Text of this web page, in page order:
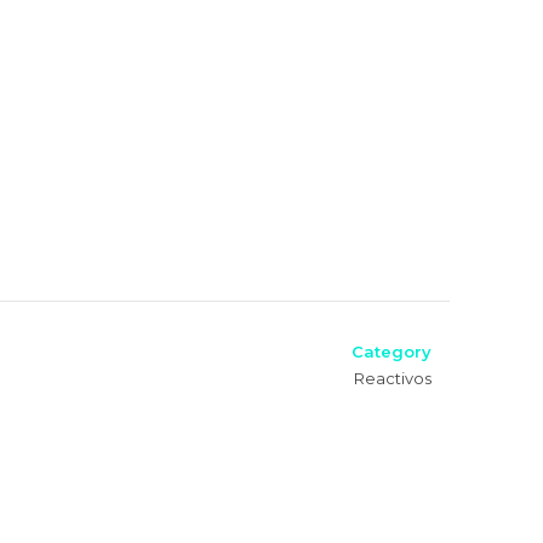
Category
Reactivos